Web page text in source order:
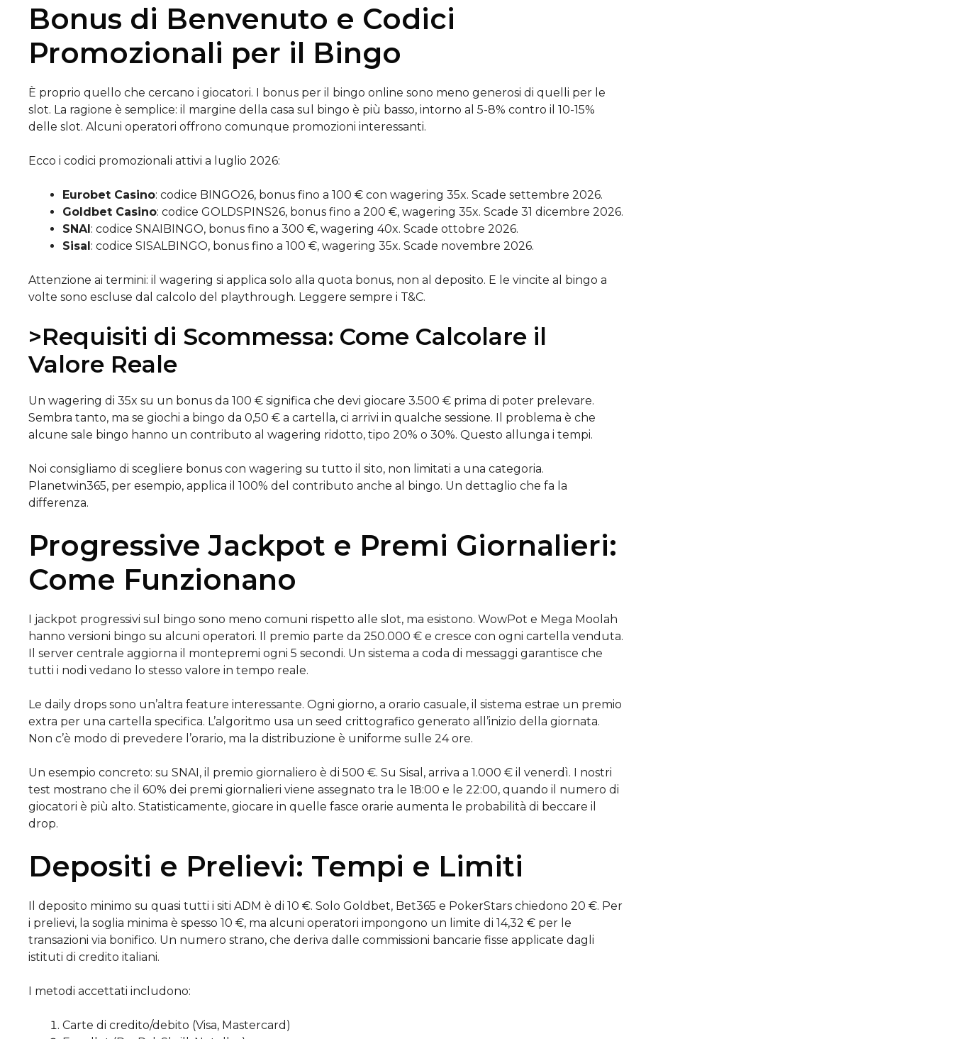
Bonus di Benvenuto e Codici
Promozionali per il Bingo
È proprio quello che cercano i giocatori. I bonus per il bingo online sono meno generosi di quelli per le
slot. La ragione è semplice: il margine della casa sul bingo è più basso, intorno al 5-8% contro il 10-15%
delle slot. Alcuni operatori offrono comunque promozioni interessanti.
Ecco i codici promozionali attivi a luglio 2026:
Eurobet Casino: codice BINGO26, bonus fino a 100 € con wagering 35x. Scade settembre 2026.
Goldbet Casino: codice GOLDSPINS26, bonus fino a 200 €, wagering 35x. Scade 31 dicembre 2026.
SNAI: codice SNAIBINGO, bonus fino a 300 €, wagering 40x. Scade ottobre 2026.
Sisal: codice SISALBINGO, bonus fino a 100 €, wagering 35x. Scade novembre 2026.
Attenzione ai termini: il wagering si applica solo alla quota bonus, non al deposito. E le vincite al bingo a
volte sono escluse dal calcolo del playthrough. Leggere sempre i T&C.
>Requisiti di Scommessa: Come Calcolare il
Valore Reale
Un wagering di 35x su un bonus da 100 € significa che devi giocare 3.500 € prima di poter prelevare.
Sembra tanto, ma se giochi a bingo da 0,50 € a cartella, ci arrivi in qualche sessione. Il problema è che
alcune sale bingo hanno un contributo al wagering ridotto, tipo 20% o 30%. Questo allunga i tempi.
Noi consigliamo di scegliere bonus con wagering su tutto il sito, non limitati a una categoria.
Planetwin365, per esempio, applica il 100% del contributo anche al bingo. Un dettaglio che fa la
differenza.
Progressive Jackpot e Premi Giornalieri:
Come Funzionano
I jackpot progressivi sul bingo sono meno comuni rispetto alle slot, ma esistono. WowPot e Mega Moolah
hanno versioni bingo su alcuni operatori. Il premio parte da 250.000 € e cresce con ogni cartella venduta.
Il server centrale aggiorna il montepremi ogni 5 secondi. Un sistema a coda di messaggi garantisce che
tutti i nodi vedano lo stesso valore in tempo reale.
Le daily drops sono un’altra feature interessante. Ogni giorno, a orario casuale, il sistema estrae un premio
extra per una cartella specifica. L’algoritmo usa un seed crittografico generato all’inizio della giornata.
Non c’è modo di prevedere l’orario, ma la distribuzione è uniforme sulle 24 ore.
Un esempio concreto: su SNAI, il premio giornaliero è di 500 €. Su Sisal, arriva a 1.000 € il venerdì. I nostri
test mostrano che il 60% dei premi giornalieri viene assegnato tra le 18:00 e le 22:00, quando il numero di
giocatori è più alto. Statisticamente, giocare in quelle fasce orarie aumenta le probabilità di beccare il
drop.
Depositi e Prelievi: Tempi e Limiti
Il deposito minimo su quasi tutti i siti ADM è di 10 €. Solo Goldbet, Bet365 e PokerStars chiedono 20 €. Per
i prelievi, la soglia minima è spesso 10 €, ma alcuni operatori impongono un limite di 14,32 € per le
transazioni via bonifico. Un numero strano, che deriva dalle commissioni bancarie fisse applicate dagli
istituti di credito italiani.
I metodi accettati includono:
Carte di credito/debito (Visa, Mastercard)